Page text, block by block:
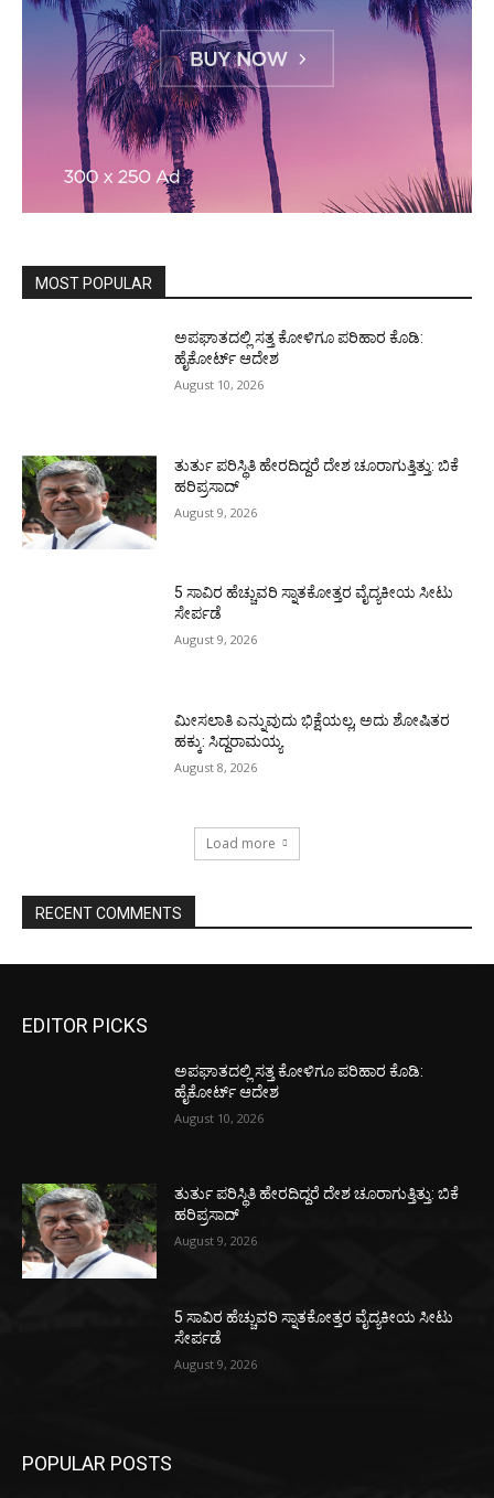
MOST POPULAR
ಅಪಘಾತದಲ್ಲಿ ಸತ್ತ ಕೋಳಿಗೂ ಪರಿಹಾರ ಕೊಡಿ:
ಹೈಕೋರ್ಟ್ ಆದೇಶ
August 10, 2026
ತುರ್ತು ಪರಿಸ್ಥಿತಿ ಹೇರದಿದ್ದರೆ ದೇಶ ಚೂರಾಗುತ್ತಿತ್ತು: ಬಿಕೆ
ಹರಿಪ್ರಸಾದ್
August 9, 2026
5 ಸಾವಿರ ಹೆಚ್ಚುವರಿ ಸ್ನಾತಕೋತ್ತರ ವೈದ್ಯಕೀಯ ಸೀಟು
ಸೇರ್ಪಡೆ
August 9, 2026
ಮೀಸಲಾತಿ ಎನ್ನುವುದು ಭಿಕ್ಷೆಯಲ್ಲ, ಅದು ಶೋಷಿತರ
ಹಕ್ಕು: ಸಿದ್ದರಾಮಯ್ಯ
August 8, 2026
Load more
RECENT COMMENTS
EDITOR PICKS
ಅಪಘಾತದಲ್ಲಿ ಸತ್ತ ಕೋಳಿಗೂ ಪರಿಹಾರ ಕೊಡಿ:
ಹೈಕೋರ್ಟ್ ಆದೇಶ
August 10, 2026
ತುರ್ತು ಪರಿಸ್ಥಿತಿ ಹೇರದಿದ್ದರೆ ದೇಶ ಚೂರಾಗುತ್ತಿತ್ತು: ಬಿಕೆ
ಹರಿಪ್ರಸಾದ್
August 9, 2026
5 ಸಾವಿರ ಹೆಚ್ಚುವರಿ ಸ್ನಾತಕೋತ್ತರ ವೈದ್ಯಕೀಯ ಸೀಟು
ಸೇರ್ಪಡೆ
August 9, 2026
POPULAR POSTS